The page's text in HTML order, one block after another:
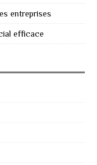
entreprises
efficace